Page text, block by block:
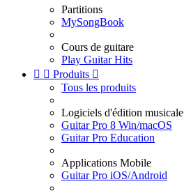
Partitions
MySongBook
Cours de guitare
Play Guitar Hits
  Produits 
Tous les produits
Logiciels d'édition musicale
Guitar Pro 8 Win/macOS
Guitar Pro Education
Applications Mobile
Guitar Pro iOS/Android